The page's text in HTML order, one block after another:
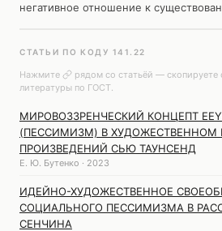
негативное отношение к
СТАТЬИ ПО КОДУ 141.22
Нажмите
рядом со статьёй — скопируете
литературы по ГОСТ.
МИРОВОЗЗРЕНЧЕСКИЙ КОНЦЕПТ
(ПЕССИМИЗМ) В ХУДОЖЕСТВЕННОМ
ПРОИЗВЕДЕНИЙ СЬЮ ТАУНСЕНД
Е. Ю. Бутенко · 2023
ИДЕЙНО-ХУДОЖЕСТВЕННОЕ
СОЦИАЛЬНОГО ПЕССИМИЗМА В
СЕНЧИНА